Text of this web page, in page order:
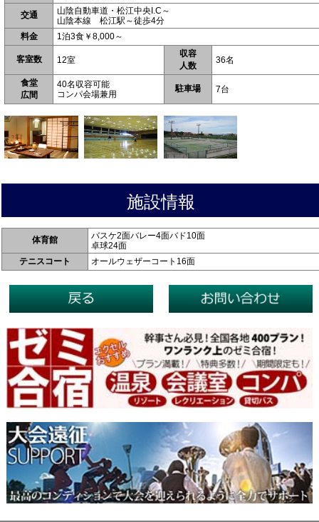
交通
山陰自動車道・松江中央I.C～
山陰本線 松江駅～徒歩4分
料金
1泊3食￥8,000～
客室数 12室
収容
人数
36名
食堂
広間
40名収容可能
コンパ会場兼用
駐車場 7台
施設情報
体育館
バスケ2面バレー4面バド10面
卓球24面
テニスコート
オールウェザーコート16面